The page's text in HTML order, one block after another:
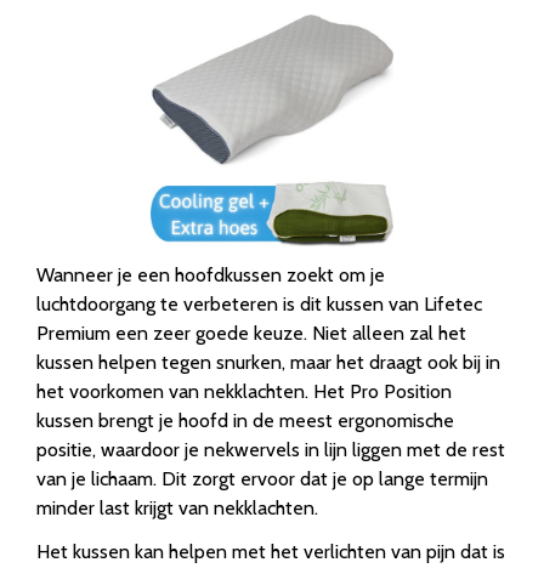
Wanneer je een hoofdkussen zoekt om je
luchtdoorgang te verbeteren is dit kussen van Lifetec
Premium een zeer goede keuze. Niet alleen zal het
kussen helpen tegen snurken, maar het draagt ook bij in
het voorkomen van nekklachten. Het Pro Position
kussen brengt je hoofd in de meest ergonomische
positie, waardoor je nekwervels in lijn liggen met de rest
van je lichaam. Dit zorgt ervoor dat je op lange termijn
minder last krijgt van nekklachten.
Het kussen kan helpen met het verlichten van pijn dat is